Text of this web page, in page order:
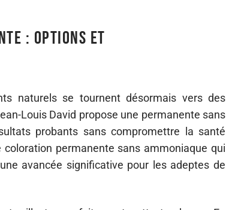
: options et
naturels se tournent désormais vers des
Louis David propose une permanente sans
probants sans compromettre la santé
permanente sans ammoniaque qui
avancée significative pour les adeptes de